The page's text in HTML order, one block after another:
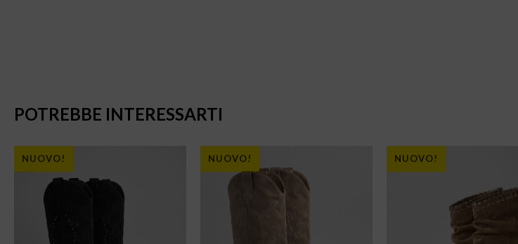
POTREBBE INTERESSARTI
NUOVO! NUOVO! NUOVO!